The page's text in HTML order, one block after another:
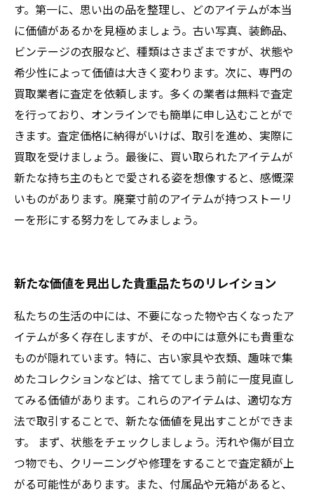
す。第一に、思い出の品を整理し、どのアイテムが本当
に価値があるかを見極めましょう。古い写真、装飾品、
ビンテージの衣服など、種類はさまざまですが、状態や
希少性によって価値は大きく変わります。次に、専門の
買取業者に査定を依頼します。多くの業者は無料で査定
を行っており、オンラインでも簡単に申し込むことがで
きます。査定価格に納得がいけば、取引を進め、実際に
買取を受けましょう。最後に、買い取られたアイテムが
新たな持ち主のもとで愛される姿を想像すると、感慨深
いものがあります。廃棄寸前のアイテムが持つストーリ
ーを形にする努力をしてみましょう。
新たな価値を見出した貴重品たちのリレイション
私たちの生活の中には、不要になった物や古くなったア
イテムが多く存在しますが、その中には意外にも貴重な
ものが隠れています。特に、古い家具や衣類、趣味で集
めたコレクションなどは、捨ててしまう前に一度見直し
てみる価値があります。これらのアイテムは、適切な方
法で取引することで、新たな価値を見出すことができま
す。 まず、状態をチェックしましょう。汚れや傷が目立
つ物でも、クリーニングや修理をすることで査定額が上
がる可能性があります。また、付属品や元箱があると、